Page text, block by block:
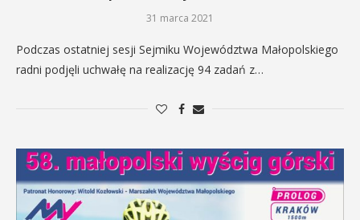
31 marca 2021
Podczas ostatniej sesji Sejmiku Województwa Małopolskiego
radni podjęli uchwałę na realizację 94 zadań z…